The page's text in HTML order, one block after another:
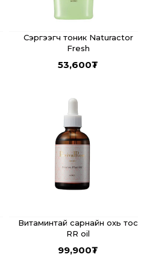
Сэргээгч тоник Naturactor
Fresh
53,600₮
Витаминтай сарнайн охь тос
RR oil
99,900₮